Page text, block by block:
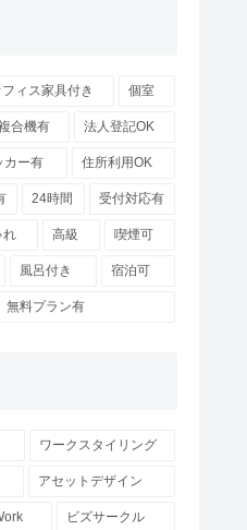
フィス家具付き 個室
合機有 法人登記OK
カー有 住所利用OK
24時間 受付対応有
れ 高級 喫煙可
風呂付き 宿泊可
無料プラン有
ワークスタイリング
アセットデザイン
ビズサークル